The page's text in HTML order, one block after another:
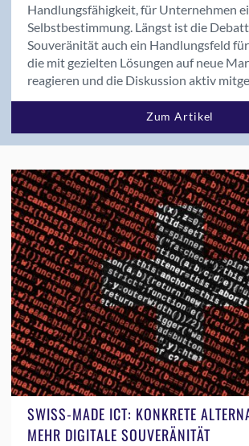
Handlungsfähigkeit, für Unternehmen
Selbstbestimmung. Längst ist die
Souveränität auch ein Handlungsfeld
die mit gezielten Lösungen auf neue
reagieren und die Diskussion aktiv
Zum Artikel
SWISS-MADE ICT: KONKRETE
MEHR DIGITALE SOUVERÄNITÄT